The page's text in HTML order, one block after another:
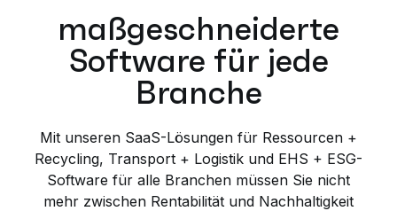
maßgeschneiderte
Software für jede
Branche
Mit unseren SaaS-Lösungen für Ressourcen +
Recycling, Transport + Logistik und EHS + ESG-
Software für alle Branchen müssen Sie nicht
mehr zwischen Rentabilität und Nachhaltigkeit